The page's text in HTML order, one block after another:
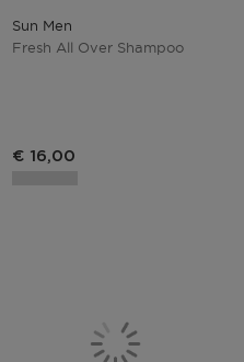
Sun Men
Fresh All Over Shampoo
€ 16,00